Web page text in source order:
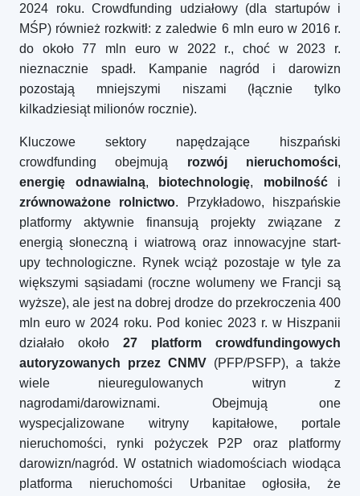
2024 roku. Crowdfunding udziałowy (dla startupów i
MŚP) również rozkwitł: z zaledwie 6 mln euro w 2016 r.
do około 77 mln euro w 2022 r., choć w 2023 r.
nieznacznie spadł. Kampanie nagród i darowizn
pozostają mniejszymi niszami (łącznie tylko
kilkadziesiąt milionów rocznie).
Kluczowe sektory napędzające hiszpański
crowdfunding obejmują rozwój nieruchomości,
energię odnawialną, biotechnologię, mobilnośći
zrównoważone rolnictwo. Przykładowo, hiszpańskie
platformy aktywnie finansują projekty związane z
energią słoneczną i wiatrową oraz innowacyjne start-
upy technologiczne. Rynek wciąż pozostaje w tyle za
większymi sąsiadami (roczne wolumeny we Francji są
wyższe), ale jest na dobrej drodze do przekroczenia 400
mln euro w 2024 roku. Pod koniec 2023 r. w Hiszpanii
działało około 27 platform crowdfundingowych
autoryzowanych przez CNMV (PFP/PSFP), a także
wiele nieuregulowanych witryn z
nagrodami/darowiznami. Obejmują one
wyspecjalizowane witryny kapitałowe, portale
nieruchomości, rynki pożyczek P2P oraz platformy
darowizn/nagród. W ostatnich wiadomościach wiodąca
platforma nieruchomości Urbanitae ogłosiła, że